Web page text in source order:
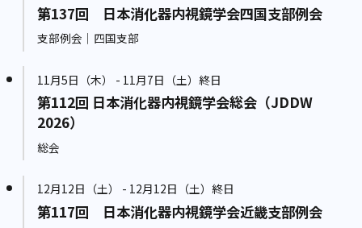
第137回 日本消化器内視鏡学会四国支部例会
支部例会｜四国支部
11月5日（木） - 11月7日（土）終日
第112回 日本消化器内視鏡学会総会（JDDW
2026）
総会
12月12日（土） - 12月12日（土）終日
第117回 日本消化器内視鏡学会近畿支部例会